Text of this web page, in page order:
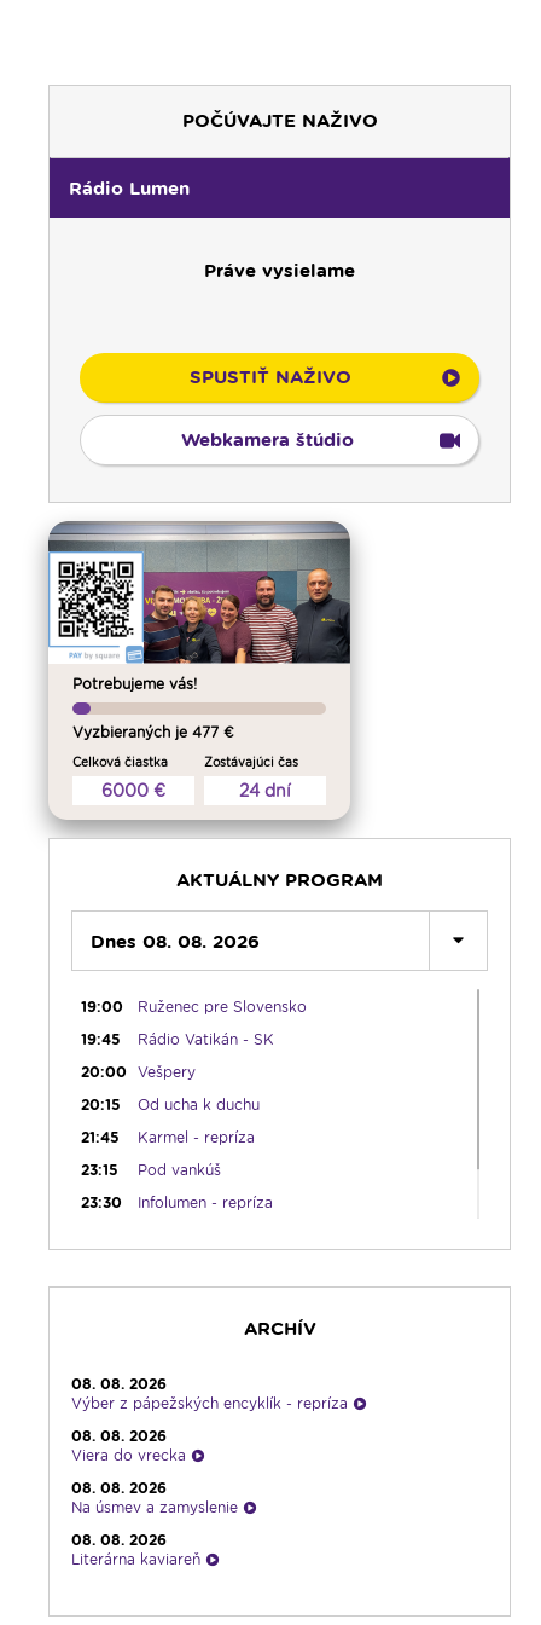
POČÚVAJTE NAŽIVO
Rádio Lumen
Práve vysielame
SPUSTIŤ NAŽIVO
Webkamera štúdio
Potrebujeme vás!
Vyzbieraných je 477 €
Celková čiastka
6000 €
Zostávajúci čas
24 dní
AKTUÁLNY PROGRAM
Dnes 08. 08. 2026
Počúvaj srdcom - repríza
04:25
Čítanie na pokračovanie - repríza
04:50 Deň s modlitbou
05:15
Rádio Vatikán - SK (repríza)
05:30
Litánie k Božskému srdcu
05:45
Ranné chvály
06:00 Ranné spojenie
08:30
Rozprávka na sobotné ráno
09:00
Kláštory a rehoľný život
09:30
Viera do vrecka
10:30
Emauzy - mimoriadny prenos
12:30
Biblia za rok
13:00
Na úsmev a zamyslenie
14:00
Vyznania - repríza
15:00
Korunka Božieho milosrdenstva - Hodina
milosrdenstva
15:15
Literárna kaviareň
Vatikánsky týždenník (r.)
16:00
Pozdravy z Rádia LUMEN
17:30
Infolumen
18:00
Emauzy - sv. omša 18:00
19:00
Ruženec pre Slovensko
19:45
Rádio Vatikán - SK
20:00
Vešpery
20:15
Od ucha k duchu
21:45
Karmel - repríza
23:15
Pod vankúš
23:30
Infolumen - repríza
ARCHÍV
08. 08. 2026
Výber z pápežských encyklík - repríza
08. 08. 2026
Viera do vrecka
08. 08. 2026
Na úsmev a zamyslenie
08. 08. 2026
Literárna kaviareň
Infolumen